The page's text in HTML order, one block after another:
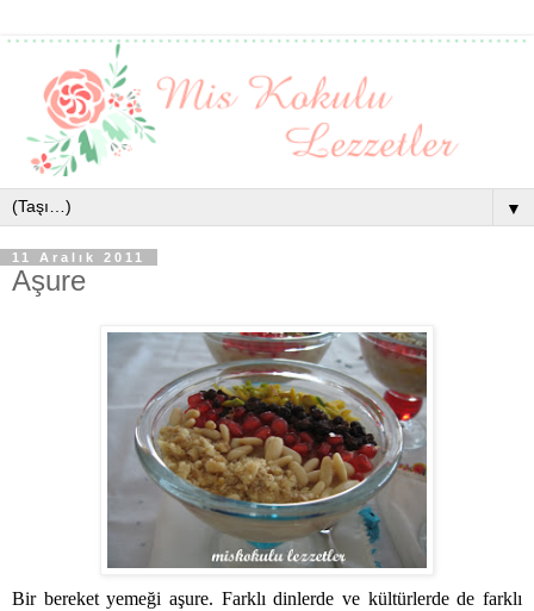
▼
11 Aralık 2011
Aşure
Bir bereket yemeği aşure. Farklı dinlerde ve kültürlerde de farklı